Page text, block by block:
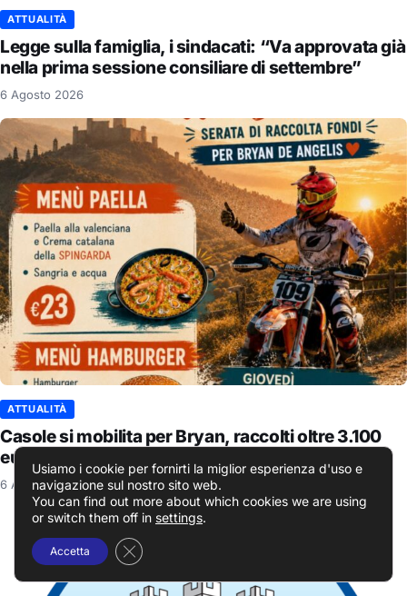
ATTUALITÀ
Legge sulla famiglia, i sindacati: “Va approvata già
nella prima sessione consiliare di settembre”
6 Agosto 2026
ATTUALITÀ
Casole si mobilita per Bryan, raccolti oltre 3.100
euro alla cena di solidarietà
6 Agosto 2026
Usiamo i cookie per fornirti la miglior esperienza d'uso e
navigazione sul nostro sito web.
You can find out more about which cookies we are using
or switch them off in settings.
Accetta Close GDPR Cookie Banner